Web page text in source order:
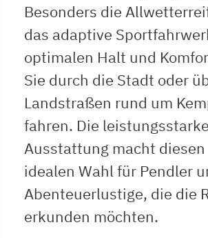
Besonders die
das adaptive
optimalen Halt und
Sie durch die Stadt oder
Landstraßen rund um
fahren. Die leistungsstarke
Ausstattung macht
idealen Wahl für Pendler
Abenteuerlustige, die die
erkunden möchten.